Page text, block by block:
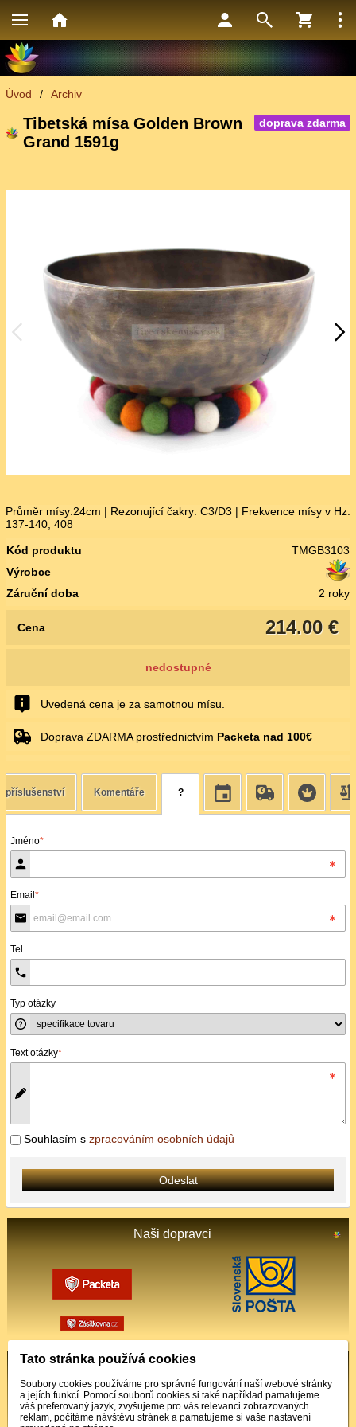
Naši dopravci
Podporované platby
Úvod / Archiv
doprava zdarma
Tibetská mísa Golden Brown
Grand 1591g
Průměr mísy:24cm | Rezonující čakry: C3/D3 | Frekvence mísy v Hz:
137-140, 408
Kód produktu
TMGB3103
Výrobce
Záruční doba
2 roky
214.00 €
Cena
nedostupné
Uvedená cena je za samotnou mísu.
Doprava ZDARMA prostřednictvím Packeta nad 100€
příslušenství Komentáře ?
Jméno*
Email*
Tel.
Typ otázky
Text otázky*
Souhlasím s zpracováním osobních údajů
Odeslat
Tato stránka používá cookies
Soubory cookies používáme pro správné fungování naší webové stránky
a jejích funkcí. Pomocí souborů cookies si také například pamatujeme
váš preferovaný jazyk, zvyšujeme pro vás relevanci zobrazovaných
reklam, počítáme návštěvu stránek a pamatujeme si vaše nastavení